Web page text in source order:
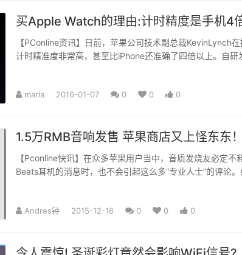
买Apple Watch的理由:计时精度是手机4
【PConline资讯】日前，苹果公司技术副总裁KevinLynch
计时精准度非常高，甚至比iPhone还准确了四倍以上。自研
maria 2016-01-07 0 0 0
1.5万RMB音响发售 苹果商店又上怪东东！
【Pconline快讯】在众多苹果用户当中，音质发烧友必定
Beats耳机的消息时，也不会引起这么多“专业人士”的评论
Andres钟 2015-12-16 0 0 0